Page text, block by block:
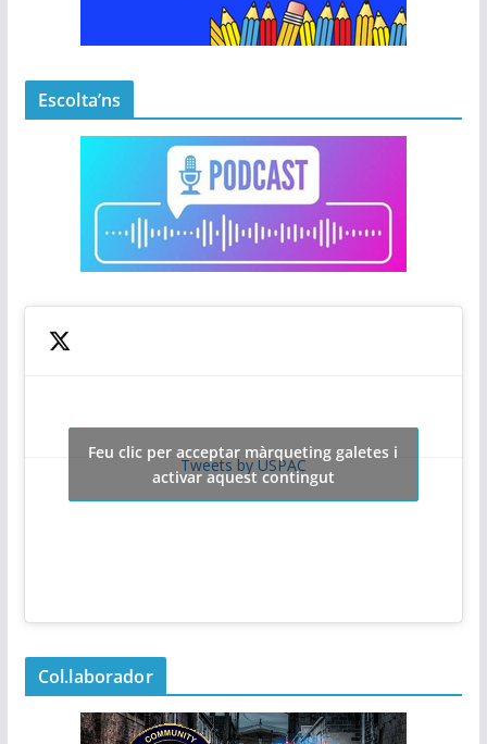
Escolta’ns
Tweets by USPAC
Feu clic per acceptar màrqueting galetes i
activar aquest contingut
Col.laborador